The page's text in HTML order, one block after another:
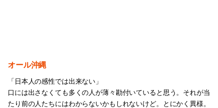
オール沖縄
「日本人の感性では出来ない」
口には出さなくても多くの人が薄々勘付いていると思う。それが当
たり前の人たちにはわからないかもしれないけど。とにかく異様。